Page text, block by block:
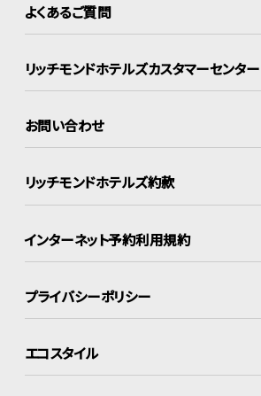
よくあるご質問
リッチモンドホテルズカスタマーセンター
お問い合わせ
リッチモンドホテルズ約款
インターネット予約利用規約
プライバシーポリシー
エコスタイル